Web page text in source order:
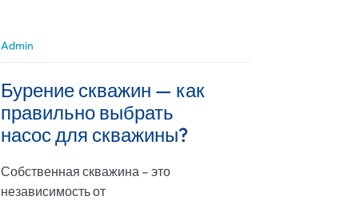
Admin
Бурение скважин — как
правильно выбрать
насос для скважины?
Собственная скважина – это
независимость от